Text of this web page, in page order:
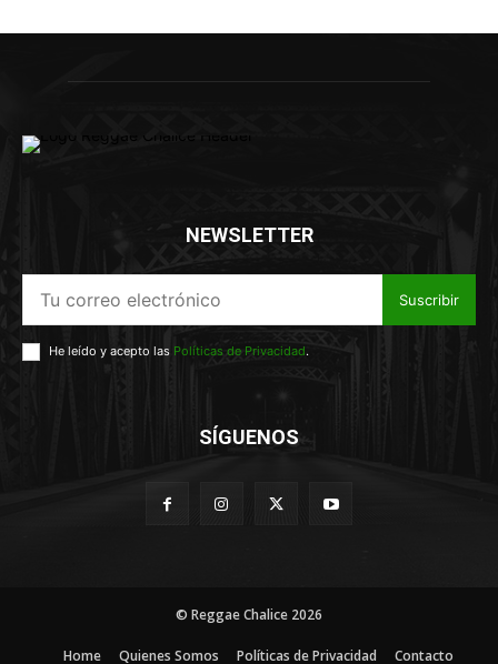
NEWSLETTER
Suscribir
He leído y acepto las Políticas de Privacidad.
SÍGUENOS
© Reggae Chalice 2026
Home Quienes Somos Políticas de Privacidad Contacto